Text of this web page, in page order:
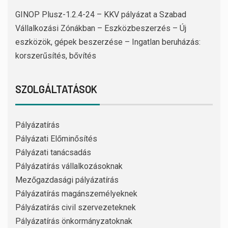
GINOP Plusz-1.2.4-24 – KKV pályázat a Szabad
Vállalkozási Zónákban – Eszközbeszerzés – Új
eszközök, gépek beszerzése – Ingatlan beruházás:
korszerűsítés, bővítés
SZOLGÁLTATÁSOK
Pályázatírás
Pályázati Előminősítés
Pályázati tanácsadás
Pályázatírás vállalkozásoknak
Mezőgazdasági pályázatírás
Pályázatírás magánszemélyeknek
Pályázatírás civil szervezeteknek
Pályázatírás önkormányzatoknak